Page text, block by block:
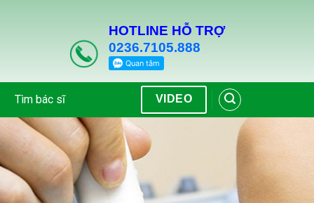
HOTLINE HỖ TRỢ
0236.7105.888
Tìm bác sĩ VIDEO